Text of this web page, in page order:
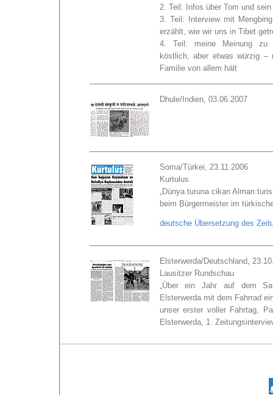
2. Teil: Infos über Tom und sein
3. Teil: Interview mit
erzählt, wie wir uns in Tibet
4. Teil: meine Meinung zu
köstlich, aber etwas würzig –
Familie von allem hält
Dhule/Indien, 03.06.2007
Soma/Türkei, 23.11.2006
Kurtulus
„Dünya turuna cikan Alman
beim Bürgermeister im
deutsche Übersetzung des
Elsterwerda/Deutschland,
Lausitzer Rundschau
„Über ein Jahr auf dem
Elsterwerda mit dem Fahrrad
unser erster voller Fahrtag,
Elsterwerda, 1.